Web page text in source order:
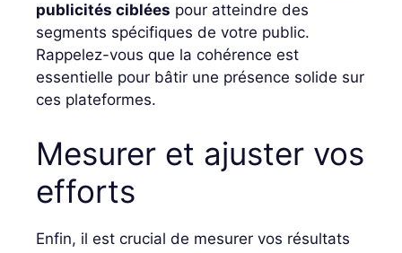
publicités ciblées pour atteindre des
segments spécifiques de votre public.
Rappelez-vous que la cohérence est
essentielle pour bâtir une présence solide sur
ces plateformes.
Mesurer et ajuster vos
efforts
Enfin, il est crucial de mesurer vos résultats